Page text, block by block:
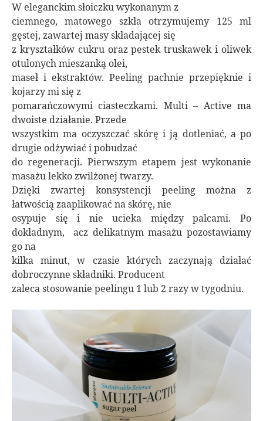
W eleganckim słoiczku wykonanym z
ciemnego, matowego szkła otrzymujemy 125 ml
gęstej, zawartej masy składającej się
z kryształków cukru oraz pestek truskawek i oliwek
otulonych mieszanką olei,
maseł i ekstraktów. Peeling pachnie przepięknie i
kojarzy mi się z
pomarańczowymi ciasteczkami. Multi – Active ma
dwoiste działanie. Przede
wszystkim ma oczyszczać skórę i ją dotleniać, a po
drugie odżywiać i pobudzać
do regeneracji. Pierwszym etapem jest wykonanie
masażu lekko zwilżonej twarzy.
Dzięki zwartej konsystencji peeling można z
łatwością zaaplikować na skórę, nie
osypuje się i nie ucieka między palcami. Po
dokładnym, acz delikatnym masażu pozostawiamy
go na
kilka minut, w czasie których zaczynają działać
dobroczynne składniki. Producent
zaleca stosowanie peelingu 1 lub 2 razy w tygodniu.